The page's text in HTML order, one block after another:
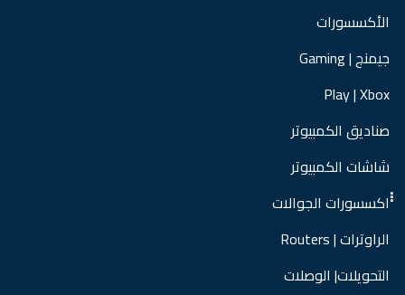
الأكسسورات
جيمنج | Gaming
Play | Xbox
صناديق الكمبيوتر
شاشات الكمبيوتر
ْْْاكسسورات الجوالات
الراوترات | Routers
التحويلات| الوصلات